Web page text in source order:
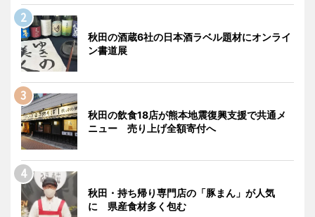
秋田の酒蔵6社の日本酒ラベル題材にオンライ
ン書道展
秋田の飲食18店が熊本地震復興支援で共通メ
ニュー 売り上げ全額寄付へ
秋田・持ち帰り専門店の「豚まん」が人気
に 県産食材多く包む